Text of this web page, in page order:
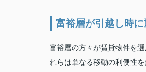
富裕層が引越し時
富裕層の方々が賃貸物件を
れらは単なる移動の利便性